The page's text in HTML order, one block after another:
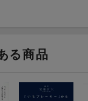
る商品